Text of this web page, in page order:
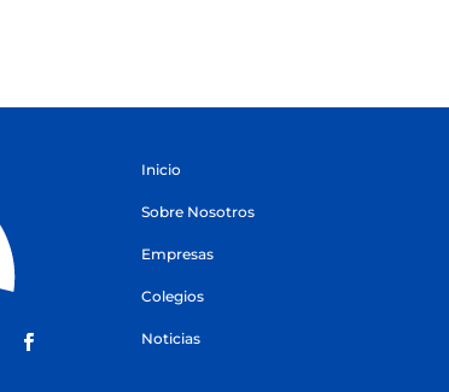
Inicio
Sobre Nosotros
Empresas
Colegios
Noticias